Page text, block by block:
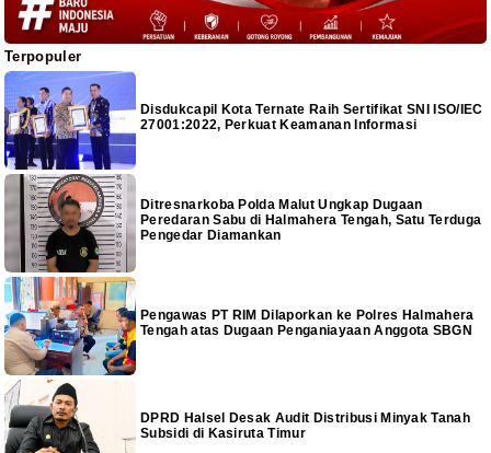
Terpopuler
Disdukcapil Kota Ternate Raih Sertifikat SNI ISO/IEC
27001:2022, Perkuat Keamanan Informasi
Ditresnarkoba Polda Malut Ungkap Dugaan
Peredaran Sabu di Halmahera Tengah, Satu Terduga
Pengedar Diamankan
Pengawas PT RIM Dilaporkan ke Polres Halmahera
Tengah atas Dugaan Penganiayaan Anggota SBGN
DPRD Halsel Desak Audit Distribusi Minyak Tanah
Subsidi di Kasiruta Timur